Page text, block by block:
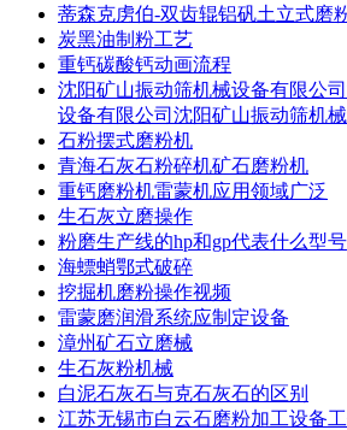
蒂森克虏伯-双齿辊铝矾土立式磨
炭黑油制粉工艺
重钙碳酸钙动画流程
沈阳矿山振动筛机械设备有限公
设备有限公司沈阳矿山振动筛机
石粉摆式磨粉机
青海石灰石粉碎机矿石磨粉机
重钙磨粉机雷蒙机应用领域广泛
生石灰立磨操作
粉磨生产线的hp和gp代表什么型号
海螵蛸鄂式破碎
挖掘机磨粉操作视频
雷蒙磨润滑系统应制定设备
漳州矿石立磨械
生石灰粉机械
白泥石灰石与克石灰石的区别
江苏无锡市白云石磨粉加工设备